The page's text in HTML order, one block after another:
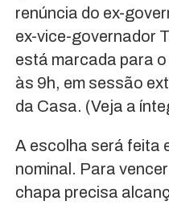
renúncia do ex-
ex-vice-governador
está marcada para o
às 9h, em sessão
da Casa. (Veja a
A escolha será feita
nominal. Para
chapa precisa